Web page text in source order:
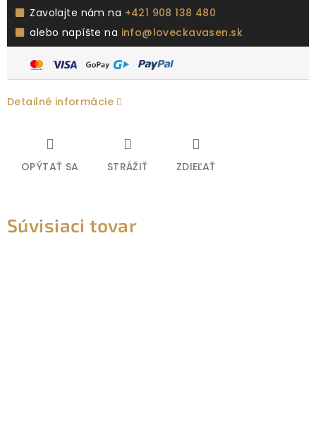
Zavolajte nám na +421 908 138 480
alebo napíšte na info@loveckavasen.sk
Detailné informácie
OPÝTAŤ SA STRÁŽIŤ ZDIEĽAŤ
Súvisiaci tovar